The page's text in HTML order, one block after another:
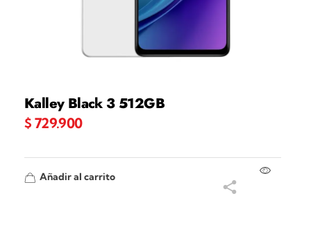
Kalley Black 3 512GB
$ 729.900
Añadir al carrito